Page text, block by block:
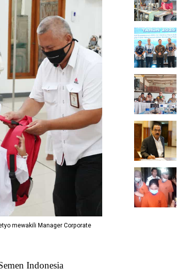
mewakili Manager Corporate
Indonesia